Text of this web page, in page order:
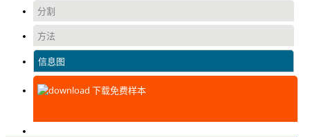
分割
方法
信息图
下载免费样本